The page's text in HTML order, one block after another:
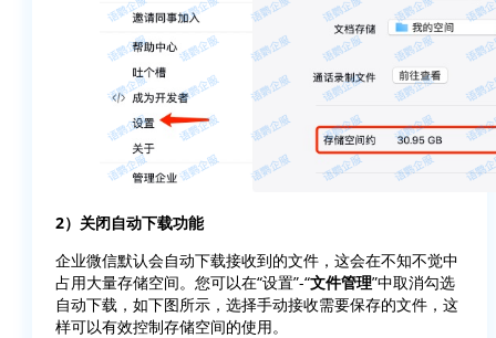
2）关闭自动下载功能
企业微信默认会自动下载接收到的文件，这会在不知不觉中
占用大量存储空间。您可以在“设置”-“文件管理”中取消勾选
自动下载，如下图所示，选择手动接收需要保存的文件，这
样可以有效控制存储空间的使用。